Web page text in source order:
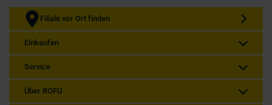
Filiale vor Ort finden
Einkaufen
Service
Über ROFU